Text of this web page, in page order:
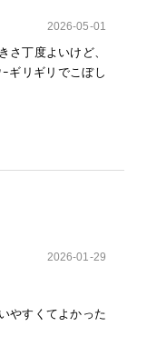
2026-05-01
さ丁度よいけど、
ギリギリでこぼし
2026-01-29
やすくてよかった